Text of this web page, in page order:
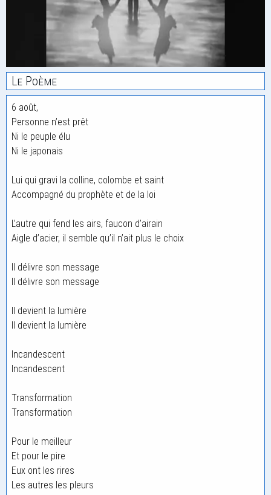
Le Poème
6 août,
Personne n’est prêt
Ni le peuple élu
Ni le japonais
Lui qui gravi la colline, colombe et saint
Accompagné du prophète et de la loi
L’autre qui fend les airs, faucon d’airain
Aigle d’acier, il semble qu’il n’ait plus le choix
Il délivre son message
Il délivre son message
Il devient la lumière
Il devient la lumière
Incandescent
Incandescent
Transformation
Transformation
Pour le meilleur
Et pour le pire
Eux ont les rires
Les autres les pleurs